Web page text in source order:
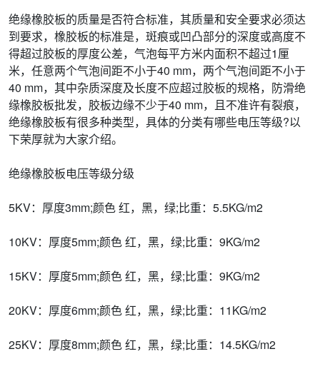
绝缘橡胶板的质量是否符合标准，其质量和安全要求必须达
到要求，橡胶板的标准是，斑痕或凹凸部分的深度或高度不
得超过胶板的厚度公差，气泡每平方米内面积不超过1厘
米，任意两个气泡间距不小于40 mm，两个气泡间距不小于
40 mm，其中杂质深度及长度不应超过胶板的规格，防滑绝
缘橡胶板批发，胶板边缘不少于40 mm，且不准许有裂痕，
绝缘橡胶板有很多种类型，具体的分类有哪些电压等级?以
下荣厚就为大家介绍。
绝缘橡胶板电压等级分级
5KV：厚度3mm;颜色 红，黑，绿;比重：5.5KG/m2
10KV：厚度5mm;颜色 红，黑，绿;比重：9KG/m2
15KV：厚度5mm;颜色 红，黑，绿;比重：9KG/m2
20KV：厚度6mm;颜色 红，黑，绿;比重：11KG/m2
25KV：厚度8mm;颜色 红，黑，绿;比重：14.5KG/m2